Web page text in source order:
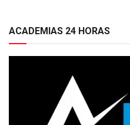
ACADEMIAS 24 HORAS